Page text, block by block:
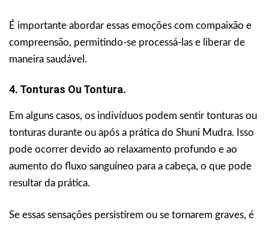
É importante abordar essas emoções com compaixão e
compreensão, permitindo-se processá-las e liberar de
maneira saudável.
4. Tonturas Ou Tontura.
Em alguns casos, os indivíduos podem sentir tonturas ou
tonturas durante ou após a prática do Shuni Mudra. Isso
pode ocorrer devido ao relaxamento profundo e ao
aumento do fluxo sanguíneo para a cabeça, o que pode
resultar da prática.
Se essas sensações persistirem ou se tornarem graves, é